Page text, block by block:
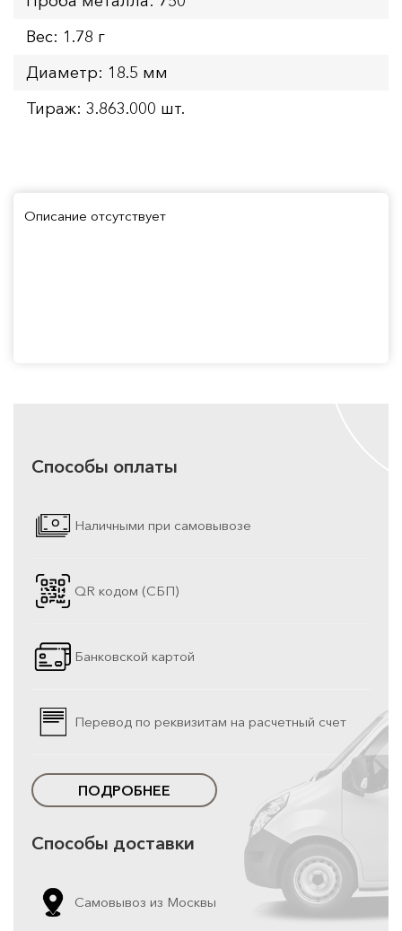
Вес: 1.78 г
Диаметр: 18.5 мм
Тираж: 3.863.000 шт.
Описание отсутствует
Способы оплаты
Наличными при самовывозе
QR кодом (СБП)
Банковской картой
Перевод по реквизитам на расчетный счет
ПОДРОБНЕЕ
Способы доставки
Самовывоз из Москвы